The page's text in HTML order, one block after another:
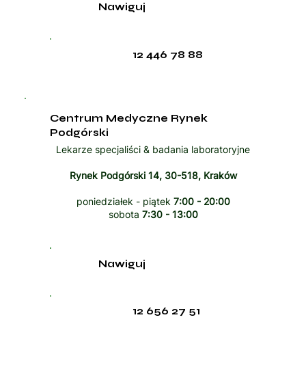
12 446 78 88
Nawiguj
Centrum Medyczne Rynek
Podgórski
Lekarze specjaliści & badania laboratoryjne
Rynek Podgórski 14, 30-518, Kraków
poniedziałek - piątek 7:00 - 20:00
sobota 7:30 - 13:00
12 656 27 51
Nawiguj